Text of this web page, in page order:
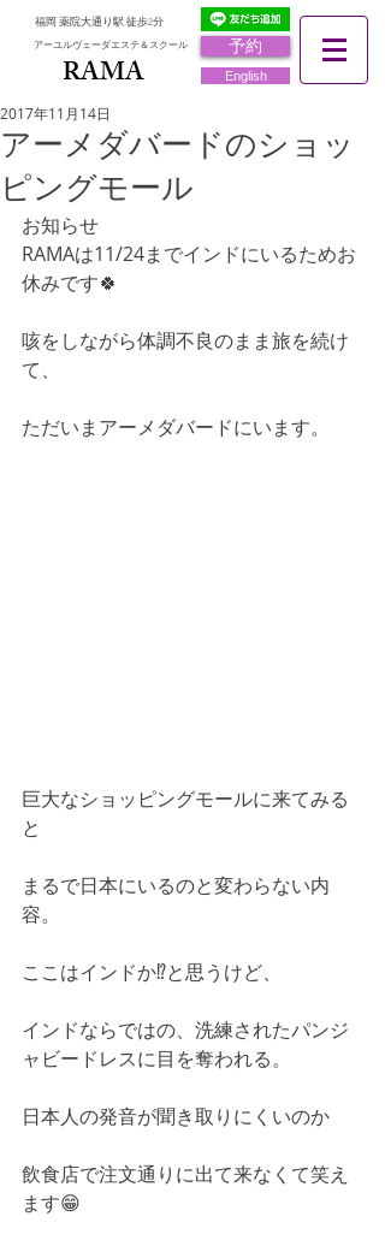
予約
福岡 薬院大通り駅 徒歩2分
アーユルヴェーダエステ＆スクール
RAMA English
アーメダバードのショッ
ピングモール
2017年11月14日
お知らせ
RAMAは11/24までインドにいるためお
休みです🍀
咳をしながら体調不良のまま旅を続け
て、
ただいまアーメダバードにいます。
巨大なショッピングモールに来てみる
と
まるで日本にいるのと変わらない内
容。
ここはインドか⁉️と思うけど、
インドならではの、洗練されたパンジ
ャビードレスに目を奪われる。
日本人の発音が聞き取りにくいのか
飲食店で注文通りに出て来なくて笑え
ます😁